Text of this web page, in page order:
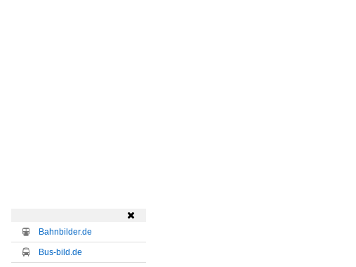

Bahnbilder.de
Bus-bild.de